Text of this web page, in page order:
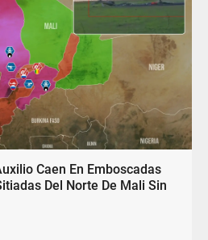
Caen En Emboscadas
Del Norte De Mali Sin